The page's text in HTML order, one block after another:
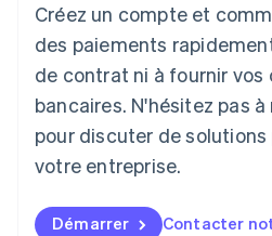
Créez un compte et
des paiements
de contrat ni à fournir vos
bancaires. N'hésitez pas
pour discuter de
votre entreprise.
Démarrer Contacter
English
Liechtenstein
Deutsch English
Lituanie
English
Luxembourg
FrançaisDeutschEnglish
Malaisie
Malte
English